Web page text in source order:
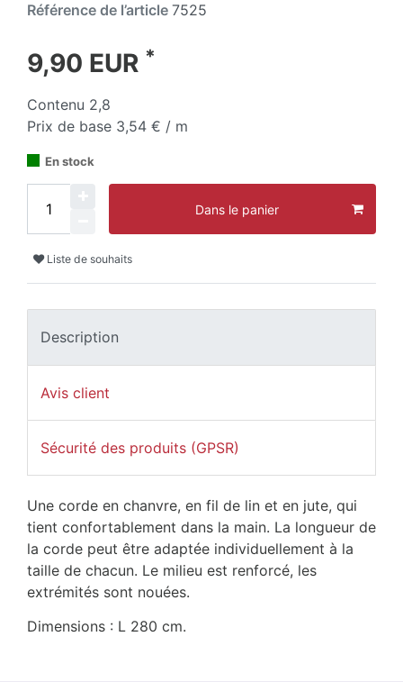
Référence de l’article 7525
9,90 EUR *
Contenu 2,8
Prix de base 3,54 € / m
En stock
Dans le panier
Liste de souhaits
Description
Avis client
Sécurité des produits (GPSR)
Une corde en chanvre, en fil de lin et en jute, qui
tient confortablement dans la main. La longueur de
la corde peut être adaptée individuellement à la
taille de chacun. Le milieu est renforcé, les
extrémités sont nouées.
Dimensions : L 280 cm.